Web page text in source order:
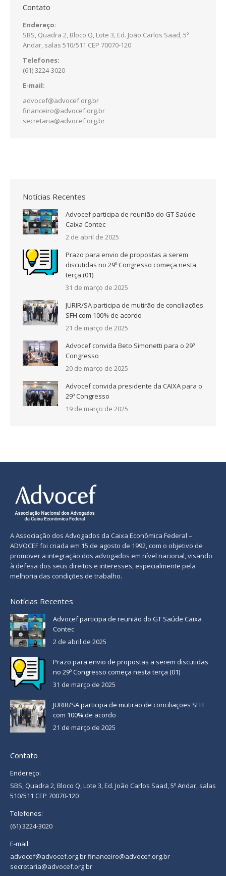
Contato
Endereço:
SBS, Quadra 2, Bloco Q, Lote 3, Ed. João Carlos Saad, 5º
Andar, salas 510/511 CEP 70070-120
Telefones:
(61) 3224-3020
E-mail:
advocef@advocef.org.br
financeiro@advocef.org.br
secretaria@advocef.org.br
Notícias Recentes
Advocef participa de reunião do GT Saúde
Caixa Contec
2 de abril de 2025
Prazo para envio de propostas a serem
discutidas no 29º Congresso começa nesta
terça (01)
31 de março de 2025
JURIR/SA participa de mutirão de conciliações
SFH com 100% de acordo
21 de março de 2025
Advocef convida Beto Simonetti para o 29º
Congresso
20 de março de 2025
Advocef convida presidente da CAIXA para o
29º Congresso
19 de março de 2025
A Associação dos Advogados da Caixa Econômica Federal –
ADVOCEF foi criada em 15 de agosto de 1992, com o objetivo de
promover a integração dos advogados em nível nacional, visando
à defesa dos seus direitos e interesses, especialmente pela
melhoria das condições de trabalho.
Notícias Recentes
Advocef participa de reunião do GT Saúde Caixa
Contec
2 de abril de 2025
Prazo para envio de propostas a serem discutidas
no 29º Congresso começa nesta terça (01)
31 de março de 2025
JURIR/SA participa de mutirão de conciliações SFH
com 100% de acordo
21 de março de 2025
Contato
Endereço:
SBS, Quadra 2, Bloco Q, Lote 3, Ed. João Carlos Saad, 5º Andar, salas
510/511 CEP 70070-120
Telefones:
(61) 3224-3020
E-mail:
advocef@advocef.org.br financeiro@advocef.org.br
secretaria@advocef.org.br